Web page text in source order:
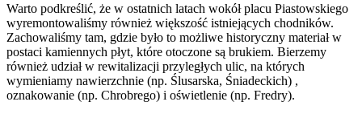
Warto podkreślić, że w ostatnich latach wokół placu Piastowskiego
wyremontowaliśmy również większość istniejących chodników.
Zachowaliśmy tam, gdzie było to możliwe historyczny materiał w
postaci kamiennych płyt, które otoczone są brukiem. Bierzemy
również udział w rewitalizacji przyległych ulic, na których
wymieniamy nawierzchnie (np. Ślusarska, Śniadeckich) ,
oznakowanie (np. Chrobrego) i oświetlenie (np. Fredry).